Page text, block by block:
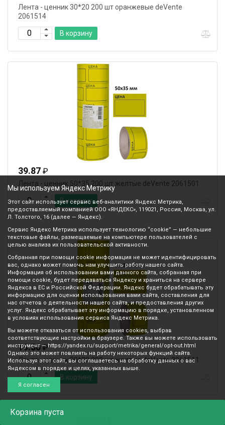
Корзина пуста
Лента - ценник 30*20 200 шт оранжевые deVente
2061514
В корзину
39.87 ₽
Лента - ценник 50*35 200 шт желтые deVente 2061501
В корзину
19.50₽
Лента - ценник 30*20 200 шт желтые deVente 2061511
В корзину
Мы используем Яндекс Метрику
Этот сайт использует сервис веб-аналитики Яндекс Метрика,
предоставляемый компанией ООО «ЯНДЕКС», 119021, Россия, Москва, ул.
Л. Толстого, 16 (далее — Яндекс).
Сервис Яндекс Метрика использует технологию “cookie” — небольшие
текстовые файлы, размещаемые на компьютере пользователей с
целью анализа их пользовательской активности.
Собранная при помощи cookie информация не может идентифицировать
вас, однако может помочь нам улучшить работу нашего сайта.
Информация об использовании вами данного сайта, собранная при
помощи cookie, будет передаваться Яндексу и храниться на сервере
Яндекса в ЕС и Российской Федерации. Яндекс будет обрабатывать эту
информацию для оценки использования вами сайта, составления для
нас отчетов о деятельности нашего сайта, и предоставления других
услуг. Яндекс обрабатывает эту информацию в порядке, установленном
в условиях использования сервиса Яндекс Метрика.
Вы можете отказаться от использования cookies, выбрав
соответствующие настройки в браузере. Также вы можете использовать
инструмент — https://yandex.ru/support/metrika/general/opt-out.html
Однако это может повлиять на работу некоторых функций сайта.
Используя этот сайт, вы соглашаетесь на обработку данных о вас
Яндексом в порядке и целях, указанных выше.
Я согласен